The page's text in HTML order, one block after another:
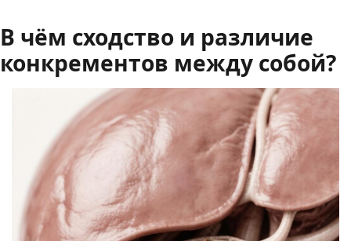
В чём сходство и различие
конкрементов между собой?